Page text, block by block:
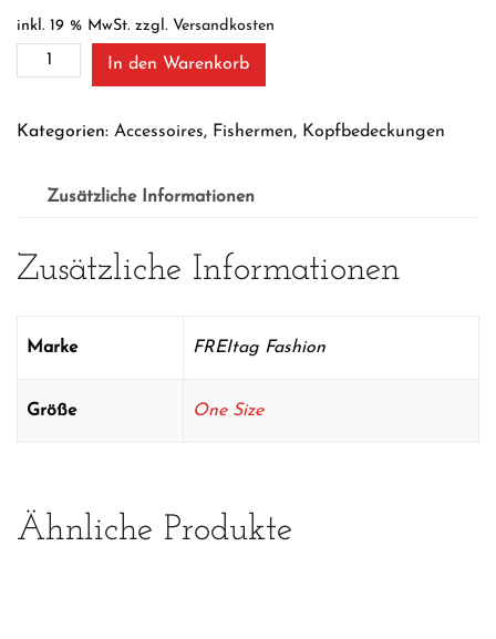
inkl. 19 % MwSt. zzgl. Versandkosten
FISHERMEN
|
Menge
In den Warenkorb
Kategorien: Accessoires, Fishermen, Kopfbedeckungen
Zusätzliche Informationen
Zusätzliche Informationen
Marke FREItag Fashion
Größe One Size
Ähnliche Produkte